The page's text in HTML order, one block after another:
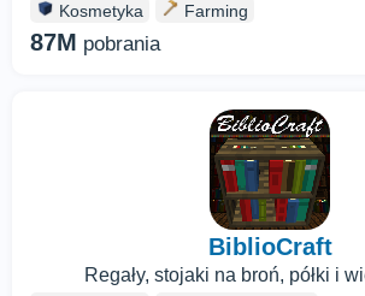
Kosmetyka
Farming
87M pobrania
BiblioCraft
Regały, stojaki na broń, półki i